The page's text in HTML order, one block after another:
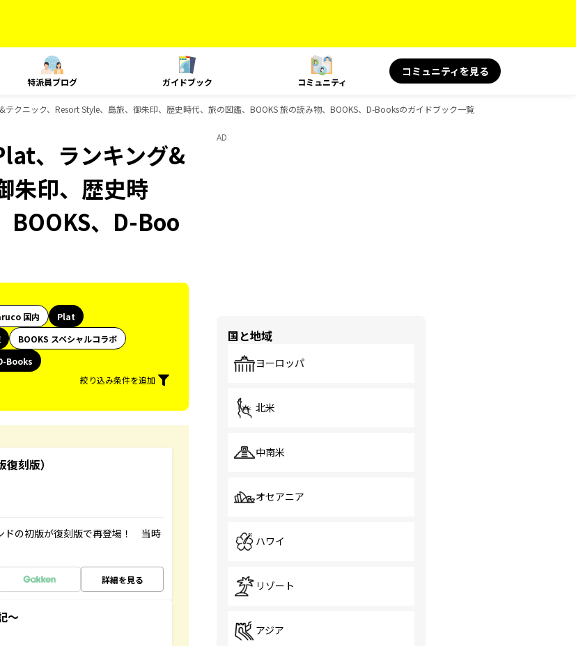
特派員ブログ ガイドブック コミュニティ
コミュニティを見る
クニック、Resort Style、島旅、御朱印、歴史時代、旅の図鑑、BOOKS 旅の読み物、BOOKS、D-Booksのガイドブック一覧
、ランキング&
朱印、歴史時
BOOKS、D-Boo
国内
Plat
BOOKS スペシャルコラボ
Books
絞り込み条件を追加
刻版）
ドの初版が復刻版で再登場！ 当時
詳細を見る
～
AD
国と地域
ヨーロッパ
北米
中南米
オセアニア
ハワイ
リゾート
アジア